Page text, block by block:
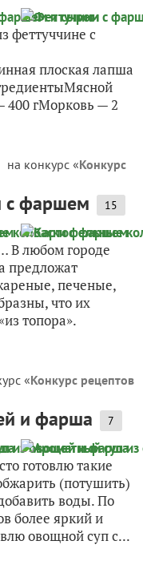
феттуччине с
плоская лапша
400 гМорковь — 2
на конкурс «Конкурс
с фаршем 15
В любом городе
предложат
печеные,
что их
топора».
«Конкурс рецептов
и фарша 7
готовлю такие
(потушить)
воды. По
более яркий и
овощной суп с...